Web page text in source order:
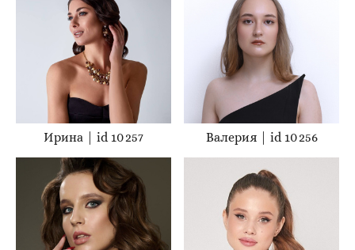
Ирина | id 10 257 Валерия | id 10 256